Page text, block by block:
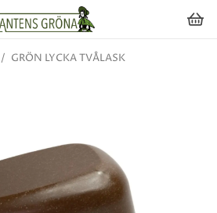
/ GRÖN LYCKA TVÅLASK